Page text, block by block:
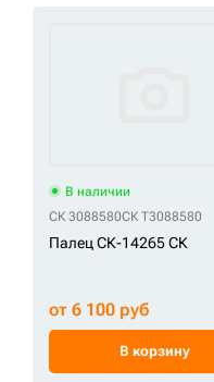
В наличии
СК 3088580СК T3088580
Палец СК-14265 СК
от 6 100 руб
В корзину